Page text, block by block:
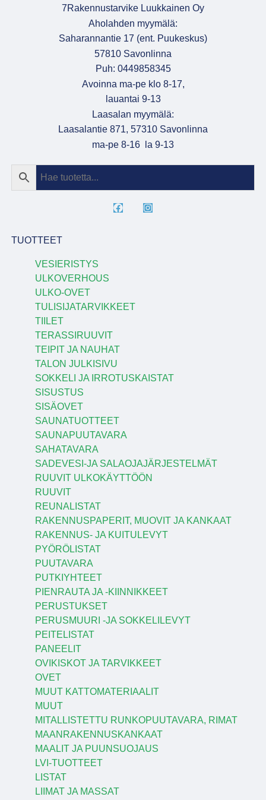
7Rakennustarvike Luukkainen Oy
Aholahden myymälä:
Saharannantie 17 (ent. Puukeskus)
57810 Savonlinna
Puh: 0449858345
Avoinna ma-pe klo 8-17,
lauantai 9-13
Laasalan myymälä:
Laasalantie 871, 57310 Savonlinna
ma-pe 8-16 la 9-13
TUOTTEET
VESIERISTYS
ULKOVERHOUS
ULKO-OVET
TULISIJATARVIKKEET
TIILET
TERASSIRUUVIT
TEIPIT JA NAUHAT
TALON JULKISIVU
SOKKELI JA IRROTUSKAISTAT
SISUSTUS
SISÄOVET
SAUNATUOTTEET
SAUNAPUUTAVARA
SAHATAVARA
SADEVESI-JA SALAOJAJÄRJESTELMÄT
RUUVIT ULKOKÄYTTÖÖN
RUUVIT
REUNALISTAT
RAKENNUSPAPERIT, MUOVIT JA KANKAAT
RAKENNUS- JA KUITULEVYT
PYÖRÖLISTAT
PUUTAVARA
PUTKIYHTEET
PIENRAUTA JA -KIINNIKKEET
PERUSTUKSET
PERUSMUURI -JA SOKKELILEVYT
PEITELISTAT
PANEELIT
OVIKISKOT JA TARVIKKEET
OVET
MUUT KATTOMATERIAALIT
MUUT
MITALLISTETTU RUNKOPUUTAVARA, RIMAT
MAANRAKENNUSKANKAAT
MAALIT JA PUUNSUOJAUS
LVI-TUOTTEET
LISTAT
LIIMAT JA MASSAT